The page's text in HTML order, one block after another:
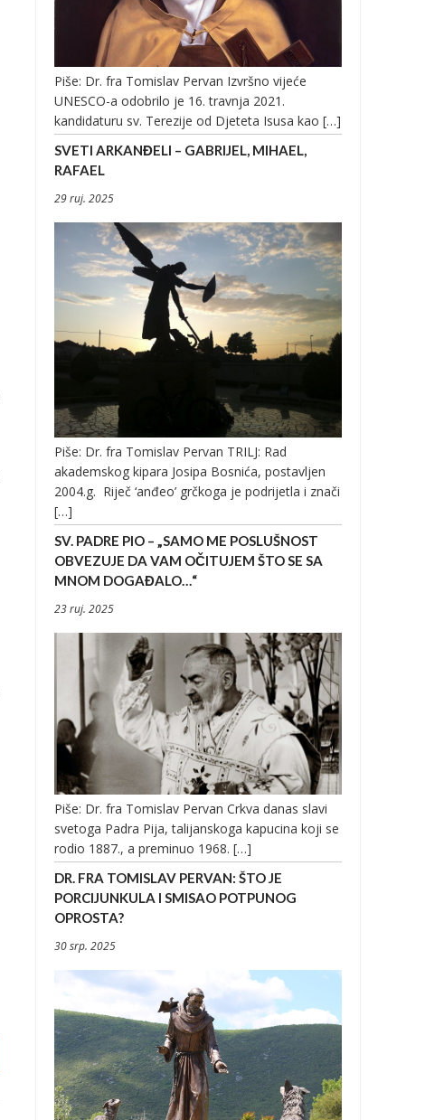
Piše: Dr. fra Tomislav Pervan Izvršno vijeće
UNESCO-a odobrilo je 16. travnja 2021.
kandidaturu sv. Terezije od Djeteta Isusa kao […]
SVETI ARKANĐELI – GABRIJEL, MIHAEL,
RAFAEL
29 ruj. 2025
Piše: Dr. fra Tomislav Pervan TRILJ: Rad
akademskog kipara Josipa Bosnića, postavljen
2004.g. Riječ ‘anđeo’ grčkoga je podrijetla i znači
[…]
SV. PADRE PIO – „SAMO ME POSLUŠNOST
OBVEZUJE DA VAM OČITUJEM ŠTO SE SA
MNOM DOGAĐALO…“
23 ruj. 2025
Piše: Dr. fra Tomislav Pervan Crkva danas slavi
svetoga Padra Pija, talijanskoga kapucina koji se
rodio 1887., a preminuo 1968. […]
DR. FRA TOMISLAV PERVAN: ŠTO JE
PORCIJUNKULA I SMISAO POTPUNOG
OPROSTA?
30 srp. 2025